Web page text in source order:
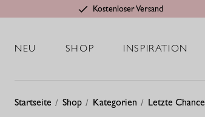
Kostenloser Versand
NEU SHOP INSPIRATION
Startseite Shop Kategorien Letzte Chance